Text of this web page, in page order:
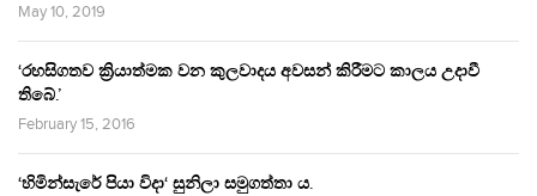
May 10, 2019
‘රහසිගතව ක්‍රියාත්මක වන කුලවාදය අවසන් කිරීමට කාලය උදාවී
තිබේ.’
February 15, 2016
‘හිමින්සැරේ පියා විදා‘ සුනිලා සමුගත්තා ය.